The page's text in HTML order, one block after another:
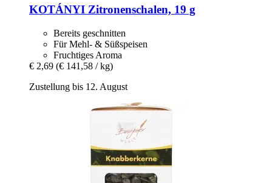
KOTÁNYI Zitronenschalen, 19 g
Bereits geschnitten
Für Mehl- & Süßspeisen
Fruchtiges Aroma
€ 2,69 (€ 141,58 / kg)
Zustellung bis 12. August